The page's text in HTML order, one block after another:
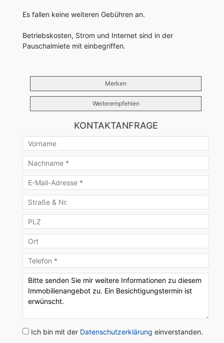
Es fallen keine weiteren Gebühren an.
Betriebskosten, Strom und Internet sind in der
Pauschalmiete mit einbegriffen.
Merken
Weiterempfehlen
KONTAKTANFRAGE
Ich bin mit der Datenschutzerklärung einverstanden.